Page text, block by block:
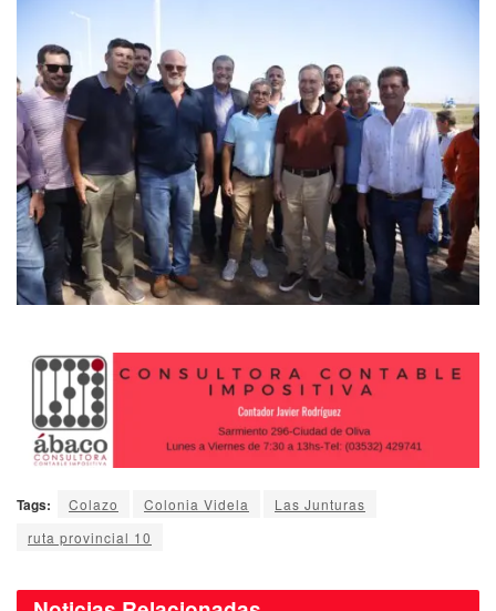
Tags: Colazo Colonia Videla
Las Junturas
ruta provincial 10